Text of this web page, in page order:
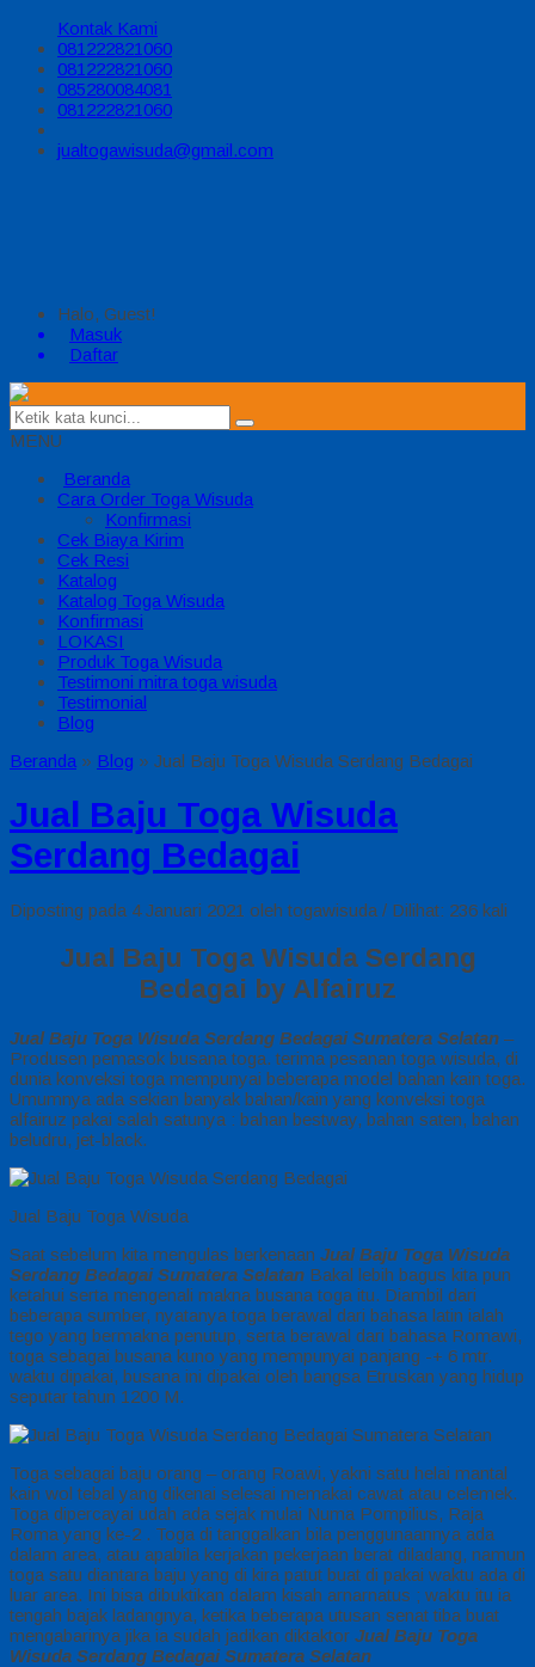
Kontak Kami
081222821060
081222821060
085280084081
081222821060
jualtogawisuda@gmail.com
Halo, Guest!
Masuk
Daftar
MENU
Beranda
Cara Order Toga Wisuda
Konfirmasi
Cek Biaya Kirim
Cek Resi
Katalog
Katalog Toga Wisuda
Konfirmasi
LOKASI
Produk Toga Wisuda
Testimoni mitra toga wisuda
Testimonial
Blog
Beranda » Blog » Jual Baju Toga Wisuda Serdang Bedagai
Jual Baju Toga Wisuda
Serdang Bedagai
Diposting pada 4 Januari 2021 oleh togawisuda / Dilihat: 236 kali
Jual Baju Toga Wisuda Serdang
Bedagai by Alfairuz
Jual Baju Toga Wisuda Serdang Bedagai Sumatera Selatan –
Produsen pemasok busana toga. terima pesanan toga wisuda, di
dunia konveksi toga mempunyai beberapa model bahan kain toga.
Umumnya ada sekian banyak bahan/kain yang konveksi toga
alfairuz pakai salah satunya : bahan bestway, bahan saten, bahan
beludru, jet-black.
Jual Baju Toga Wisuda
Saat sebelum kita mengulas berkenaan Jual Baju Toga Wisuda
Serdang Bedagai Sumatera Selatan Bakal lebih bagus kita pun
ketahui serta mengenali makna busana toga itu. Diambil dari
beberapa sumber, nyatanya toga berawal dari bahasa latin ialah
tego yang bermakna penutup, serta berawal dari bahasa Romawi,
toga sebagai busana kuno yang mempunyai panjang -+ 6 mtr.
waktu dipakai, busana ini dipakai oleh bangsa Etruskan yang hidup
seputar tahun 1200 M.
Toga sebagai baju orang – orang Roawi, yakni satu helai mantal
kain wol tebal yang dikenai selesai memakai cawat atau celemek.
Toga dipercayai udah ada sejak mulai Numa Pompilius, Raja
Roma yang ke-2 . Toga di tanggalkan bila penggunaannya ada
dalam area, atau apabila kerjakan pekerjaan berat diladang, namun
toga satu diantara baju yang di kira patut buat di pakai waktu ada di
luar area. Ini bisa dibuktikan dalam kisah arnarnatus ; waktu itu ia
tengah bajak ladangnya, ketika beberapa utusan senat tiba buat
mengabarinya jika ia sudah jadikan diktaktor Jual Baju Toga
Wisuda Serdang Bedagai Sumatera Selatan